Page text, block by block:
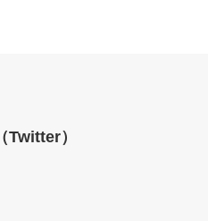
（Twitter）